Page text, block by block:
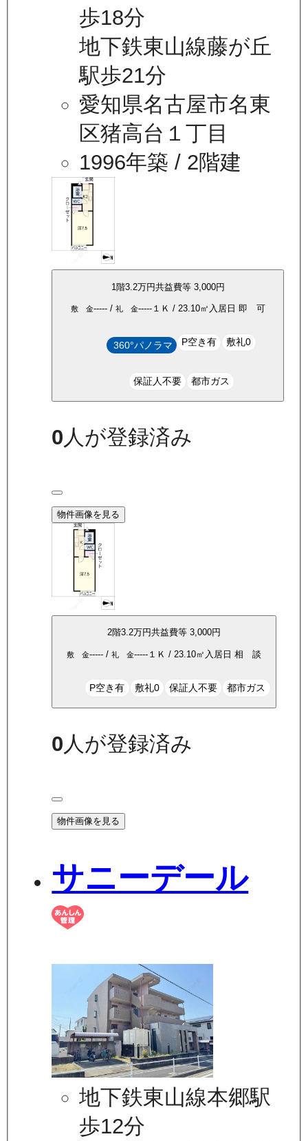
歩18分
地下鉄東山線藤が丘
駅歩21分
愛知県名古屋市名東
区猪高台１丁目
1996年築 / 2階建
1階3.2万円共益費等 3,000円
敷 金-----/ 礼 金-----１Ｋ / 23.10㎡ 入居日 即 可
360°パノラマ P空き有 敷礼0
保証人不要 都市ガス
0 人が登録済み
物件画像を見る
2階3.2万円共益費等 3,000円
敷 金-----/ 礼 金-----１Ｋ / 23.10㎡ 入居日 相 談
P空き有 敷礼0 保証人不要 都市ガス
0人が登録済み
物件画像を見る
サニーデール
地下鉄東山線本郷駅
歩12分